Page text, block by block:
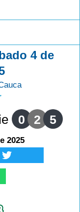
4 de
0 2 5
2025